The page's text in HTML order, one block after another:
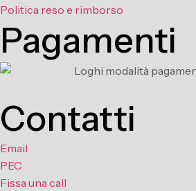
Politica reso e rimborso
Pagamenti
Contatti
Email
PEC
Fissa una call